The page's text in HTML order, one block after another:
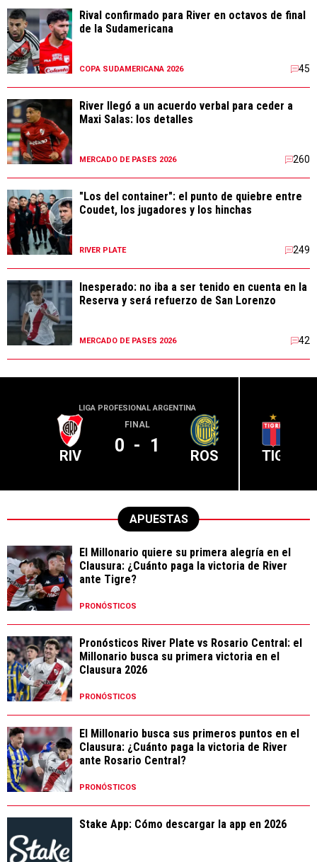
Rival confirmado para River en octavos de final
de la Sudamericana
COPA SUDAMERICANA 2026 45
River llegó a un acuerdo verbal para ceder a
Maxi Salas: los detalles
MERCADO DE PASES 2026 260
"Los del container": el punto de quiebre entre
Coudet, los jugadores y los hinchas
RIVER PLATE 249
Inesperado: no iba a ser tenido en cuenta en la
Reserva y será refuerzo de San Lorenzo
MERCADO DE PASES 2026 42
LIGA PROFESIONAL ARGENTINA
RIV
FINAL
0 - 1 ROS TIG
APUESTAS
El Millonario quiere su primera alegría en el
Clausura: ¿Cuánto paga la victoria de River
ante Tigre?
PRONÓSTICOS
Pronósticos River Plate vs Rosario Central: el
Millonario busca su primera victoria en el
Clausura 2026
PRONÓSTICOS
El Millonario busca sus primeros puntos en el
Clausura: ¿Cuánto paga la victoria de River
ante Rosario Central?
PRONÓSTICOS
Stake App: Cómo descargar la app en 2026